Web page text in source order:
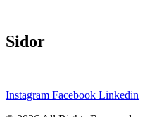
Sidor
Instagram Facebook Linkedin